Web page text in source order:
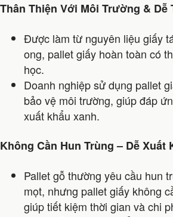
Thân Thiện Với Môi Trường & Dễ
Được làm từ nguyên liệu giấy
ong, pallet giấy hoàn toàn có
học.
Doanh nghiệp sử dụng pallet
bảo vệ môi trường, giúp đáp
xuất khẩu xanh.
Không Cần Hun Trùng – Dễ Xuất
Pallet gỗ thường yêu cầu hun
mọt, nhưng pallet giấy không
giúp tiết kiệm thời gian và chi